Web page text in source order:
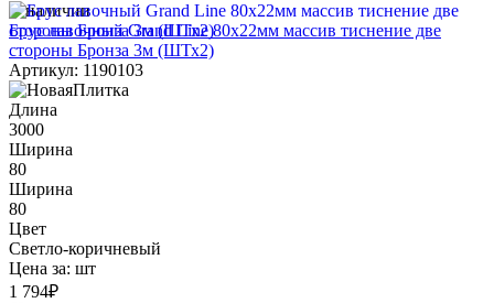
В наличии
Брус лавочный Grand Line 80х22мм массив тиснение две
стороны Бронза 3м (ШТх2)
Артикул: 1190103
Длина
3000
Ширина
80
Ширина
80
Цвет
Светло-коричневый
Цена за: шт
1 794₽